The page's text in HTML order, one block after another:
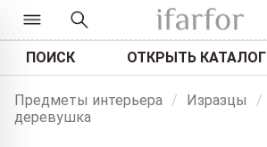
ПОИСК ОТКРЫТЬ КАТАЛОГ
Предметы интерьера / Изразцы /
деревушка